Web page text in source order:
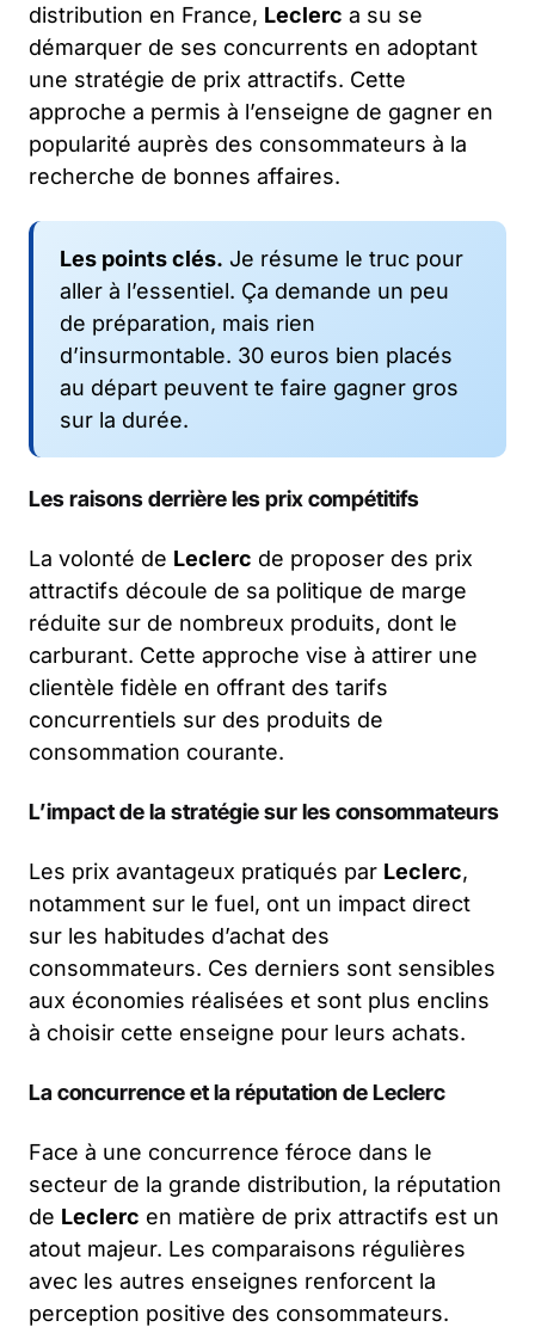
distribution en France, Leclerc a su se
démarquer de ses concurrents en adoptant
une stratégie de prix attractifs. Cette
approche a permis à l’enseigne de gagner en
popularité auprès des consommateurs à la
recherche de bonnes affaires.
Les points clés. Je résume le truc pour
aller à l’essentiel. Ça demande un peu
de préparation, mais rien
d’insurmontable. 30 euros bien placés
au départ peuvent te faire gagner gros
sur la durée.
Les raisons derrière les prix compétitifs
La volonté de Leclerc de proposer des prix
attractifs découle de sa politique de marge
réduite sur de nombreux produits, dont le
carburant. Cette approche vise à attirer une
clientèle fidèle en offrant des tarifs
concurrentiels sur des produits de
consommation courante.
L’impact de la stratégie sur les consommateurs
Les prix avantageux pratiqués par Leclerc,
notamment sur le fuel, ont un impact direct
sur les habitudes d’achat des
consommateurs. Ces derniers sont sensibles
aux économies réalisées et sont plus enclins
à choisir cette enseigne pour leurs achats.
La concurrence et la réputation de Leclerc
Face à une concurrence féroce dans le
secteur de la grande distribution, la réputation
de Leclerc en matière de prix attractifs est un
atout majeur. Les comparaisons régulières
avec les autres enseignes renforcent la
perception positive des consommateurs.